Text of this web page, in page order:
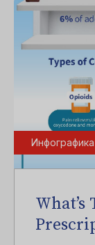
Инфографика